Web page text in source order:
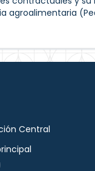
agroalimentaria
Central